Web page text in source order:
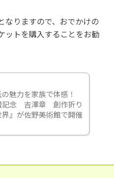
なりますので、おでかけの
ットを購入することをお勧
魅力を家族で体感！
記念 吉澤章 創作折り
』が佐野美術館で開催